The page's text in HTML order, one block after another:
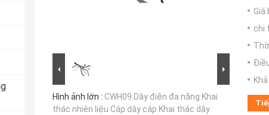
Hình ảnh lớn : CWH09 Dây điện đa năng Khai
thác nhiên liệu Cáp dây cáp Khai thác dây
Giá
chi